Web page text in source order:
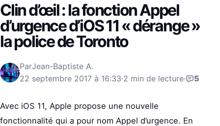
Clin d’œil : la fonction Appel
d’urgence d’iOS 11 « dérange »
la police de Toronto
ParJean-Baptiste A.
22 septembre 2017 à 16:33·2 min de lecture· 5
Avec iOS 11, Apple propose une nouvelle
fonctionnalité qui a pour nom Appel d’urgence. En